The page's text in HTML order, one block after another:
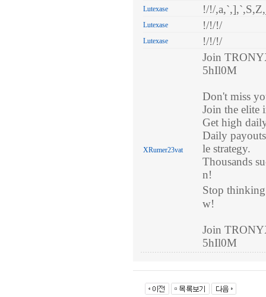
Lutexase !/!/
Lutexase !/!/!/
Lutexase !/!/!/
XRumer23vat
Join
5hIl0M
Don't miss
Join the elite
Get high
Daily
le strategy.
Thousands
n!
Stop
w!
Join
5hIl0M